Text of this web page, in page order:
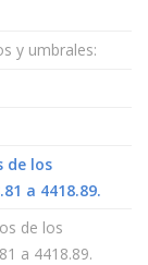
y umbrales:
de los
a 4418.89.
de los
a 4418.89.